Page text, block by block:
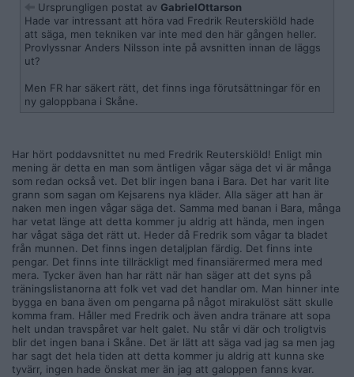
Ursprungligen postat av GabrielOttarson
Hade var intressant att höra vad Fredrik Reuterskiöld hade
att säga, men tekniken var inte med den här gången heller.
Provlyssnar Anders Nilsson inte på avsnitten innan de läggs
ut?
Men FR har säkert rätt, det finns inga förutsättningar för en
ny galoppbana i Skåne.
Har hört poddavsnittet nu med Fredrik Reuterskiöld! Enligt min
mening är detta en man som äntligen vågar säga det vi är många
som redan också vet. Det blir ingen bana i Bara. Det har varit lite
grann som sagan om Kejsarens nya kläder. Alla säger att han är
naken men ingen vågar säga det. Samma med banan i Bara, många
har vetat länge att detta kommer ju aldrig att hända, men ingen
har vågat säga det rätt ut. Heder då Fredrik som vågar ta bladet
från munnen. Det finns ingen detaljplan färdig. Det finns inte
pengar. Det finns inte tillräckligt med finansiärermed mera med
mera. Tycker även han har rätt när han säger att det syns på
träningslistanorna att folk vet vad det handlar om. Man hinner inte
bygga en bana även om pengarna på något mirakulöst sätt skulle
komma fram. Håller med Fredrik och även andra tränare att sopa
helt undan travspåret var helt galet. Nu står vi där och troligtvis
blir det ingen bana i Skåne. Det är lätt att säga vad jag sa men jag
har sagt det hela tiden att detta kommer ju aldrig att kunna ske
tyvärr, ingen hade önskat mer än jag att galoppen fanns kvar.